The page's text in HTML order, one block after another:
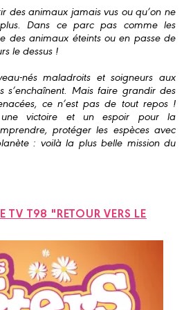
des animaux jamais vus ou qu’on ne
Dans ce parc pas comme les
des animaux éteints ou en passe de
le dessus !
nés maladroits et soigneurs aux
s’enchaînent. Mais faire grandir des
ce n’est pas de tout repos !
une victoire et un espoir pour la
protéger les espèces avec
: voilà la plus belle mission du
TV T98 "RETOUR VERS LE